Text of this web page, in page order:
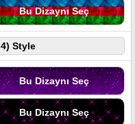
Bu Dizaynı Seç
Style
Bu Dizaynı Seç
Bu Dizaynı Seç